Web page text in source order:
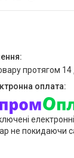
протягом 14
не покидаючи